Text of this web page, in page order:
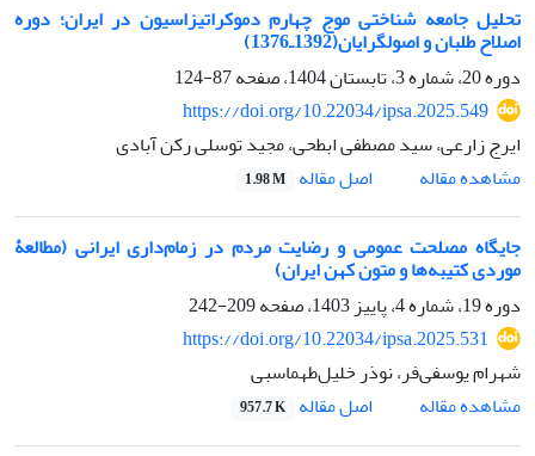
تحلیل جامعه شناختی موج چهارم دموکراتیزاسیون در ایران؛ دوره
اصلاح طلبان و اصولگرایان(1392ـ1376) ‏
دوره 20، شماره 3، تابستان 1404، صفحه
87-124
https://doi.org/10.22034/ipsa.2025.549
ایرج زارعی، سید مصطفی ابطحی، مجید توسلی رکن آبادی
مشاهده مقاله
اصل مقاله 1.98 M
جایگاه مصلحت عمومی و رضایت مردم در زمام‌داری ایرانی (مطالعۀ
موردی کتیبه‌ها و متون کهن ایران)
دوره 19، شماره 4، پاییز 1403، صفحه
209-242
https://doi.org/10.22034/ipsa.2025.531
شهرام یوسفی‌فر، نوذر خلیل‌طهماسبی
مشاهده مقاله
اصل مقاله 957.7 K